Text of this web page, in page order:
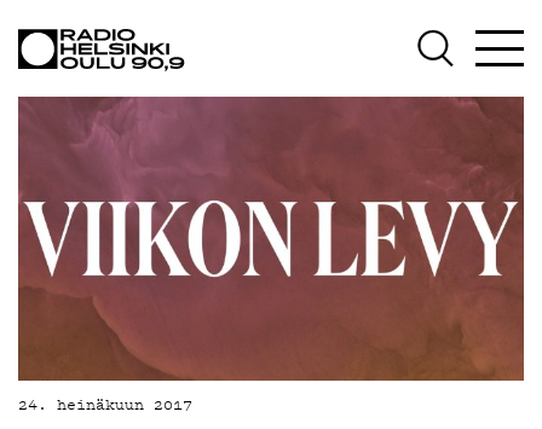
AJANKOHTAISTA
OHJELMAT
TEKIJÄT
ON-DEMAND
PODCAST
MAINOSTA
YHTEYSTIEDOT
24. heinäkuun 2017